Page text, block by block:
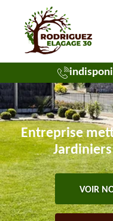
Entreprise
VOIR